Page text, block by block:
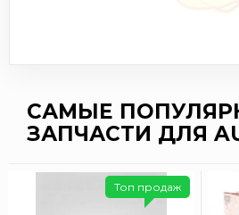
САМЫЕ
ЗАПЧАСТИ ДЛЯ
Топ продаж